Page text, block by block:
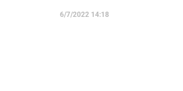
6/7/2022 14:18